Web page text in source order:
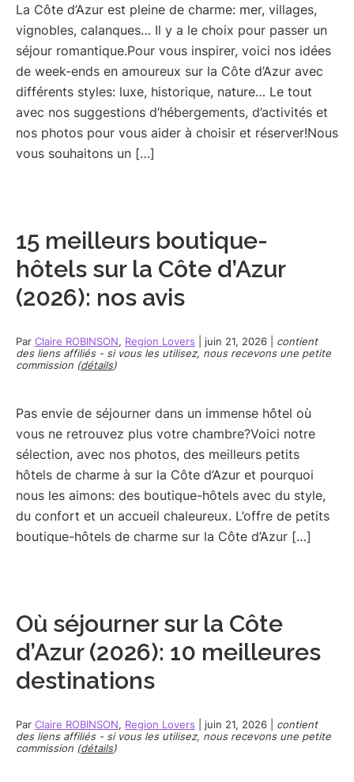
La Côte d’Azur est pleine de charme: mer, villages,
vignobles, calanques… Il y a le choix pour passer un
séjour romantique.Pour vous inspirer, voici nos idées
de week-ends en amoureux sur la Côte d’Azur avec
différents styles: luxe, historique, nature… Le tout
avec nos suggestions d’hébergements, d’activités et
nos photos pour vous aider à choisir et réserver!Nous
vous souhaitons un […]
15 meilleurs boutique-
hôtels sur la Côte d’Azur
(2026): nos avis
Par Claire ROBINSON, Region Lovers juin 21, 2026
contient
des liens affiliés - si vous les utilisez, nous recevons une petite
commission (détails)
Pas envie de séjourner dans un immense hôtel où
vous ne retrouvez plus votre chambre?Voici notre
sélection, avec nos photos, des meilleurs petits
hôtels de charme à sur la Côte d’Azur et pourquoi
nous les aimons: des boutique-hôtels avec du style,
du confort et un accueil chaleureux. L’offre de petits
boutique-hôtels de charme sur la Côte d’Azur […]
Où séjourner sur la Côte
d’Azur (2026): 10 meilleures
destinations
Par Claire ROBINSON, Region Lovers juin 21, 2026
contient
des liens affiliés - si vous les utilisez, nous recevons une petite
commission (détails)